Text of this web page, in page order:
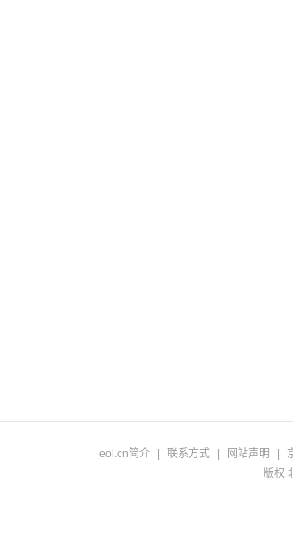
eol.cn简介 联系方式 网站声明
版权